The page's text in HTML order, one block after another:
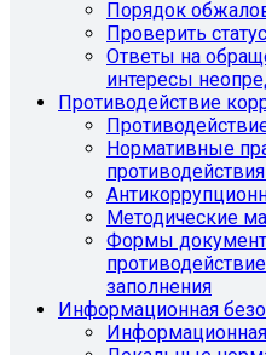
Порядок
Проверить
Ответы на
интересы
Противодействие
Нормативные
Методические
Формы
заполнения
Информационная
Информационная